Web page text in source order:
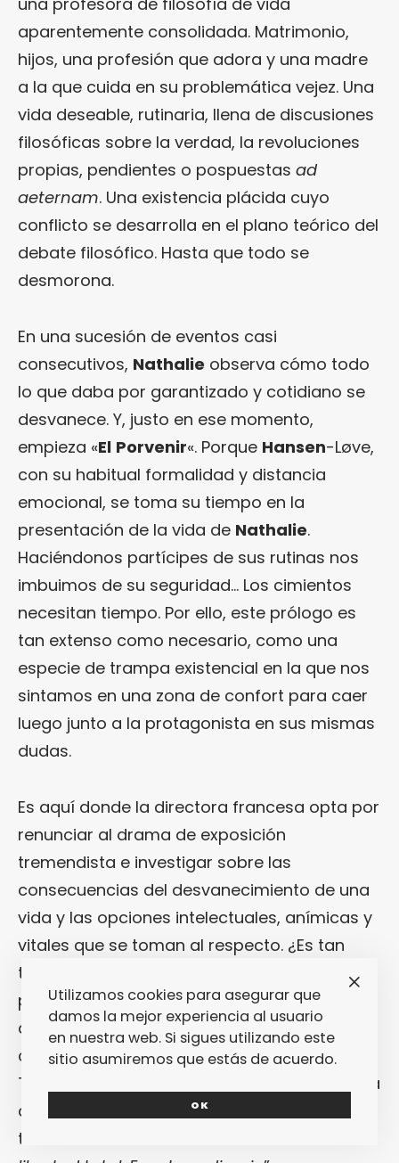
aparentemente consolidada. Matrimonio,
hijos, una profesión que adora y una madre
a la que cuida en su problemática vejez. Una
vida deseable, rutinaria, llena de discusiones
filosóficas sobre la verdad, la revoluciones
propias, pendientes o pospuestas ad
aeternam. Una existencia plácida cuyo
conflicto se desarrolla en el plano teórico del
debate filosófico. Hasta que todo se
desmorona.
En una sucesión de eventos casi
consecutivos, Nathalie observa cómo todo
lo que daba por garantizado y cotidiano se
desvanece. Y, justo en ese momento,
empieza «El Porvenir«. Porque Hansen-Løve,
con su habitual formalidad y distancia
emocional, se toma su tiempo en la
presentación de la vida de Nathalie.
Haciéndonos partícipes de sus rutinas nos
imbuimos de su seguridad… Los cimientos
necesitan tiempo. Por ello, este prólogo es
tan extenso como necesario, como una
especie de trampa existencial en la que nos
sintamos en una zona de confort para caer
luego junto a la protagonista en sus mismas
dudas.
Es aquí donde la directora francesa opta por
renunciar al drama de exposición
tremendista e investigar sobre las
consecuencias del desvanecimiento de una
vida y las opciones intelectuales, anímicas y
vitales que se toman al respecto. ¿Es tan
terrible estar solo? ¿Estamos preparados
para ello? ¿O todo esto a lo que estamos
acostumbrado sólo es una forma de
cadenas en forma de rutina agradable?
Todo ello parece hallar (una) respuesta en la
actitud que adopta
Nathalie
todo: “
Utilizamos cookies para asegurar que
damos la mejor experiencia al usuario
en nuestra web. Si sigues utilizando este
sitio asumiremos que estás de acuerdo.
OK